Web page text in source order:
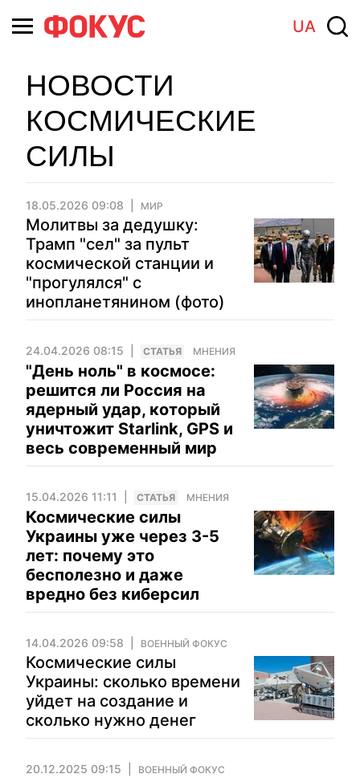
UA
НОВОСТИ
КОСМИЧЕСКИЕ
СИЛЫ
18.05.2026 09:08 МИР
Молитвы за дедушку:
Трамп "сел" за пульт
космической станции и
"прогулялся" с
инопланетянином (фото)
24.04.2026 08:15 CТАТЬЯ МНЕНИЯ
"День ноль" в космосе:
решится ли Россия на
ядерный удар, который
уничтожит Starlink, GPS и
весь современный мир
15.04.2026 11:11 CТАТЬЯ МНЕНИЯ
Космические силы
Украины уже через 3-5
лет: почему это
бесполезно и даже
вредно без киберсил
14.04.2026 09:58 ВОЕННЫЙ ФОКУС
Космические силы
Украины: сколько времени
уйдет на создание и
сколько нужно денег
20.12.2025 09:15 ВОЕННЫЙ ФОКУС